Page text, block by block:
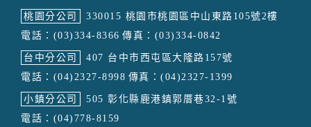
桃園分公司
330015 桃園市桃園區中山東路105號2樓
電話：(03)334-8366 傳真：(03)334-0842
台中分公司
407 台中市西屯區大隆路157號
電話：(04)2327-8998 傳真：(04)2327-1399
小鎮分公司
505 彰化縣鹿港鎮郭厝巷32-1號
電話：(04)778-8159